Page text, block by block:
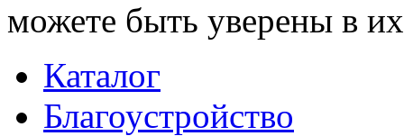
можете быть уверены в их
Каталог
Благоустройство